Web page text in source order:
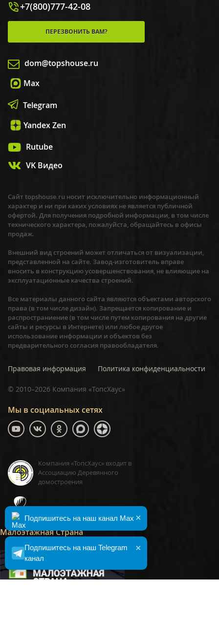
+7(800)777-42-08
ПЕРЕЗВОНИТЬ ВАМ?
dom@topshouse.ru
Max
Telegram
Yandex Zen
Rutube
VK Видео
Мы в социальных сетях
Компания «ТопсХаус» входит в
Ассоциацию Деревянного
домостроения
Малоэтажная Страна
Сайт topshouse.ru носит исключительно информационный
характер и ни при каких условиях не является публичной
офертой. Для получения подробной информации, в том числе
технического характера, пожалуйста, обращайтесь в офисы
продаж.
Внешний вид строений может отличаться от визуализации,
представленной на сайте. Завод-изготовитель вправе
вносить в конструкцию усовершенствования, не влияющие на
эксплуатационные качества строений.
Все материалы данного сайта являются объектами авторского
права (в том числе дизайн). Запрещается копирование и
распространиение (в том числе путем копирования на другие
сайты и ресурсы в Интернете) или любое другое
использование информации и объектов без
предварительного согласия правообладателя.
Правовая информация Политика конфиденциальности
© 2010–2026 Компания «ТопсХаус»
×
Подпишитесь на наш Telegram
канал
×
Подпишитесь на наш канал Max